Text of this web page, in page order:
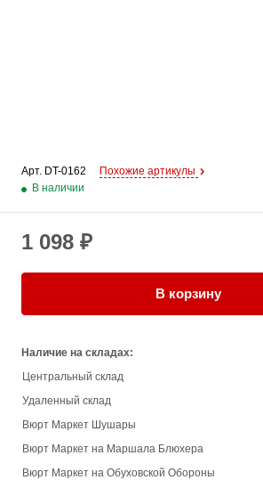
Арт. DT-0162
Похожие артикулы
В наличии
1 098 ₽
В корзину
Наличие на складах:
Центральный склад
Удаленный склад
Вюрт Маркет Шушары
Вюрт Маркет на Маршала Блюхера
Вюрт Маркет на Обуховской Обороны